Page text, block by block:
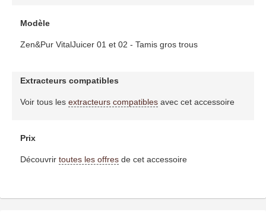
Modèle
Zen&Pur VitalJuicer 01 et 02 - Tamis gros trous
Extracteurs compatibles
Voir tous les extracteurs compatiblesavec cet accessoire
Prix
Découvrir toutes les offresde cet accessoire